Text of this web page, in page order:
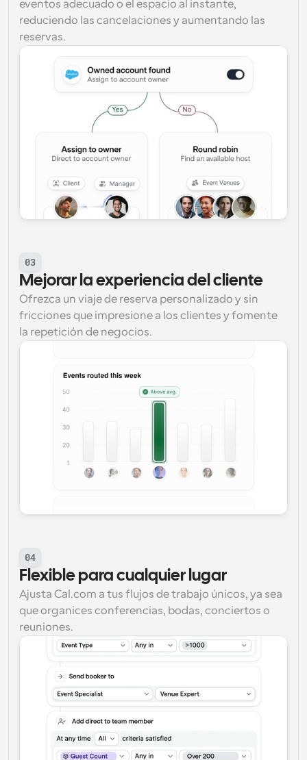
eventos adecuado o el espacio al instante,
reduciendo las cancelaciones y aumentando las
reservas.
03
Mejorar la experiencia del cliente
Ofrezca un viaje de reserva personalizado y sin
fricciones que impresione a los clientes y fomente
la repetición de negocios.
04
Flexible para cualquier lugar
Ajusta Cal.com a tus flujos de trabajo únicos, ya sea
que organices conferencias, bodas, conciertos o
reuniones.